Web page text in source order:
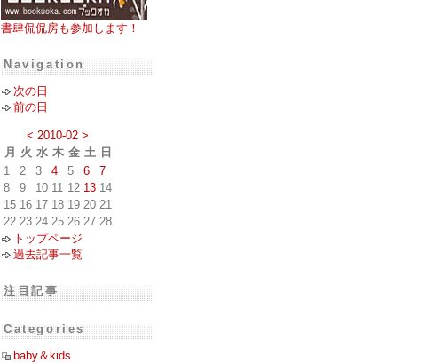
書肆侃侃房も参加します！
Navigation
次の日
前の日
< 2010-02 >
月
火 水 木 金 土 日
1
2 3 4 5 6
7
8
9 10 11 12 13 14
15 16 17 18 19 20 21
22 23 24 25 26 27 28
トップページ
過去記事一覧
注目記事
Categories
baby＆kids